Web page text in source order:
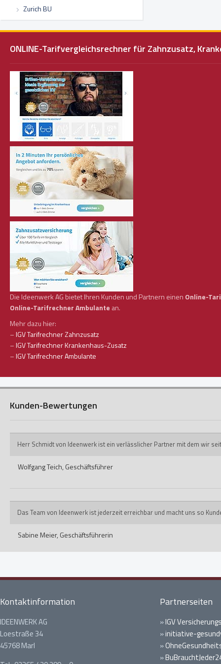
Zurich BU
ONLINE-Tarifvergleichsrechner für Zahnzusatz,
Die Ideenwerk AG bietet Ihren Kunden und Partnern einen Online-
Online-Tarifrechner Ambulante an.
Mehr dazu hier:
–IGV Tarifrechner Zahnzusatz
–IGV Tarifrechner Krankenhaus-Zusatz
–IGV Tarifrechner Ambulante
Kunden-Bewertungen
Herr Schmidt von Ideenwerk ist ein verlässlicher Partner mit dem wir
Wolfgang Teich, Geschäftsführer
Das Team von Ideenwerk ist jederzeit erreichbar und macht uns so
Sabine Meier, Geschäftsführerin
Kontaktinformation
IDEENWERK AG
Loestraße 34
45768 Marl
Partnerseiten
»IGV
»initiative-
»
»